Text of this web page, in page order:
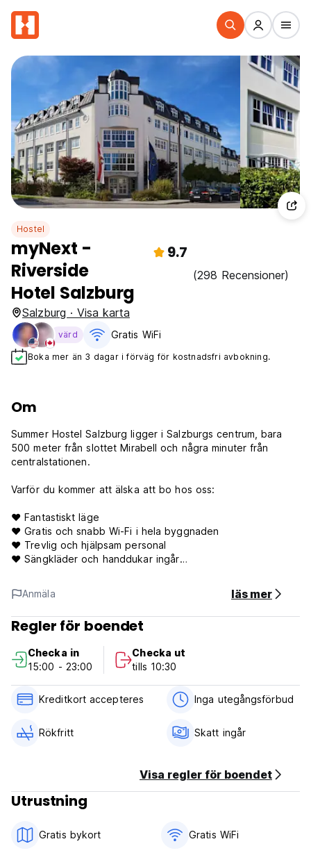
Hostel
myNext -
Riverside
Hotel Salzburg
9.7
(298 Recensioner)
Salzburg · Visa karta
värd Gratis WiFi
Boka mer än 3 dagar i förväg för kostnadsfri avbokning.
Om
Summer Hostel Salzburg ligger i Salzburgs centrum, bara
500 meter från slottet Mirabell och några minuter från
centralstationen.
Varför du kommer att älska att bo hos oss:
❤ Fantastiskt läge
❤ Gratis och snabb Wi-Fi i hela byggnaden
❤ Trevlig och hjälpsam personal
❤ Sängkläder och handdukar ingår
❤ Gratis stadskartor
❤ Cykeluthyrning
❤ Tvättstugor
❤ Gratis förvaring för ditt bagage
❤ & så mycket mer (hårtorkar, strykjärn, adaptrar,
stadsguider, ...)!
Vi ser fram emot att välkomna dig i vårt hem! Om du har
några frågor hjälper vi gärna till! (Auto-translated from
original language)
Anmäla läs mer
Regler för boendet
Checka in
15:00 - 23:00
Checka ut
tills 10:30
Kreditkort accepteres Inga utegångsförbud
Rökfritt Skatt ingår
Visa regler för boendet
Utrustning
Gratis bykort Gratis WiFi